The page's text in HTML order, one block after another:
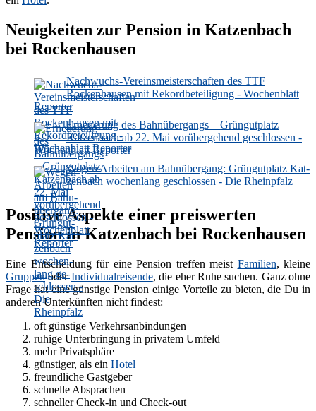
Neuigkeiten zur Pension in Katzenbach
bei Rockenhausen
Nachwuchs-Vereinsmeisterschaften des TTF
Rockenhausen mit Rekordbeteiligung - Wochenblatt
Reporter
Erneuerung des Bahnübergangs – Grüngutplatz
Katzenbach ab 22. Mai vorübergehend geschlossen -
Wochenblatt Reporter
Wegen Ar­bei­ten am Bahn­über­gang: Grün­gut­platz Kat­
zen­bach wo­chen­lang ge­schlos­sen - Die Rheinpfalz
Positive Aspekte einer preiswerten
Pension in Katzenbach bei Rockenhausen
Eine Entscheidung für eine Pension treffen meist Familien, kleine
GruppenoderIndividualreisende, die eher Ruhe suchen. Ganz ohne
Frage hat eine günstige Pension einige Vorteile zu bieten, die Du in
anderen Unterkünften nicht findest:
oft günstige Verkehrsanbindungen
ruhige Unterbringung in privatem Umfeld
mehr Privatsphäre
günstiger, als ein Hotel
freundliche Gastgeber
schnelle Absprachen
schneller Check-in und Check-out